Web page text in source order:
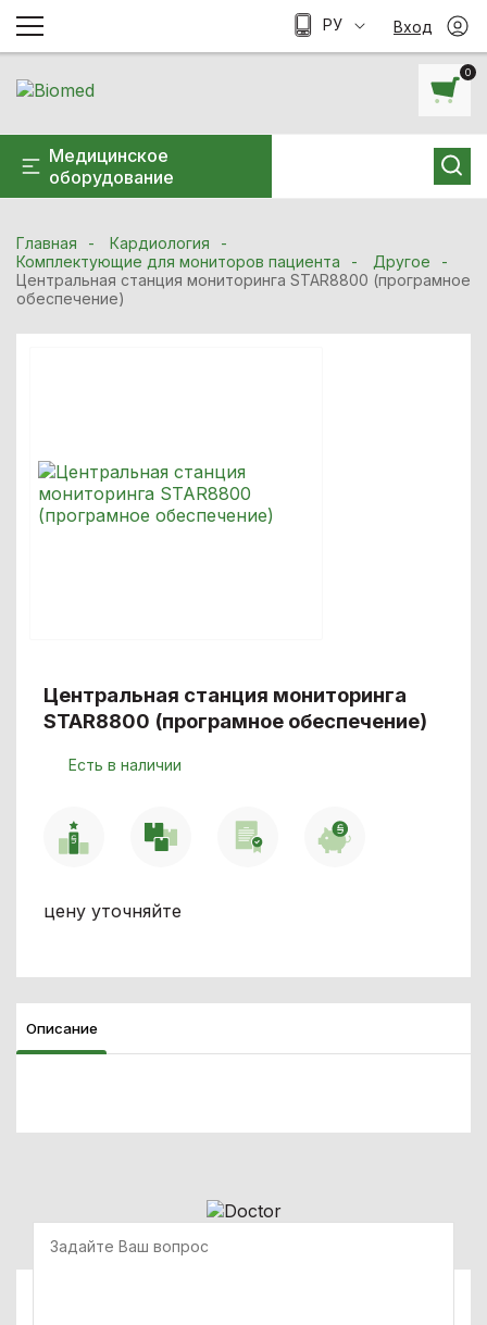
0
Медицинское
оборудование
РУ Вход
Главная
Кардиология
Комплектующие для мониторов пациента
Другое
Центральная станция мониторинга STAR8800 (програмное
обеспечение)
Центральная станция мониторинга
STAR8800 (програмное обеспечение)
Есть в наличии
цену уточняйте
Описание